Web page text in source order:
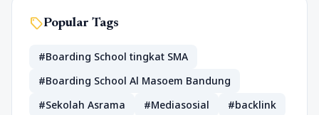
sellPopular Tags
#Boarding School tingkat SMA
#Boarding School Al Masoem Bandung
#Sekolah Asrama
#Mediasosial
#backlink